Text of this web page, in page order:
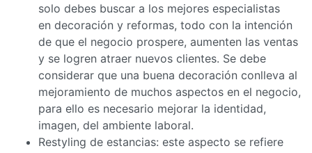
solo debes buscar a los mejores especialistas
en decoración y reformas, todo con la intención
de que el negocio prospere, aumenten las ventas
y se logren atraer nuevos clientes. Se debe
considerar que una buena decoración conlleva al
mejoramiento de muchos aspectos en el negocio,
para ello es necesario mejorar la identidad,
imagen, del ambiente laboral.
Restyling de estancias: este aspecto se refiere